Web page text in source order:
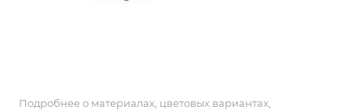
Подробнее о материалах, цветовых вариантах,